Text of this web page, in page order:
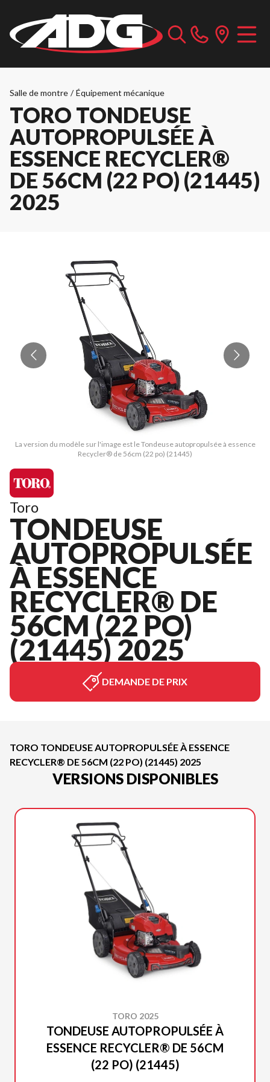
Salle de montre / Équipement mécanique
TORO TONDEUSE
AUTOPROPULSÉE À
ESSENCE RECYCLER®
DE 56CM (22 PO) (21445)
2025
La version du modèle sur l'image est le Tondeuse autopropulsée à essence
Recycler® de 56cm (22 po) (21445)
Toro
TONDEUSE
AUTOPROPULSÉE
À ESSENCE
RECYCLER® DE
56CM (22 PO)
(21445) 2025
DEMANDE DE PRIX
TORO TONDEUSE AUTOPROPULSÉE À ESSENCE
RECYCLER® DE 56CM (22 PO) (21445) 2025
VERSIONS DISPONIBLES
TORO 2025
TONDEUSE AUTOPROPULSÉE À
ESSENCE RECYCLER® DE 56CM
(22 PO) (21445)